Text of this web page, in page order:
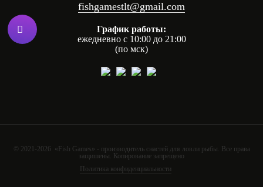
fishgamestlt@gmail.com
График работы:
ежедневно с 10:00 до 21:00
(по мск)
© 2021-2026 «Fish Games» - производитель снастей для ловли рыбы. Все права
защишены. Копирование запрещено
Политика конфиденциальности